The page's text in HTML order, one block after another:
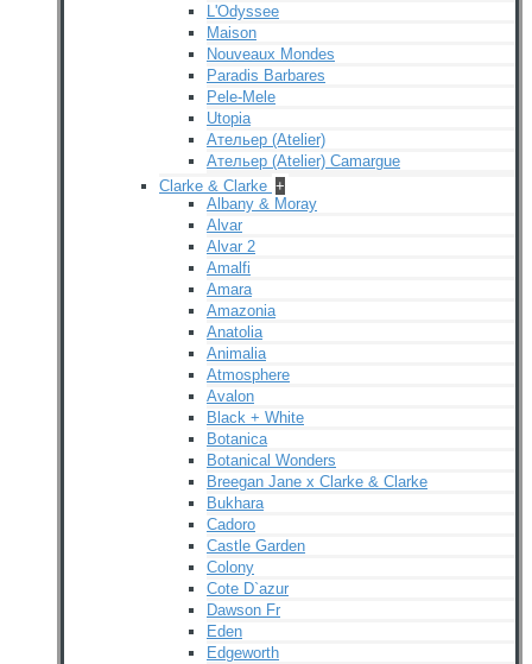
L'Odyssee
Maison
Nouveaux Mondes
Paradis Barbares
Pele-Mele
Utopia
Ательер (Atelier)
Ательер (Atelier) Camargue
Clarke & Clarke +
Albany & Moray
Alvar
Alvar 2
Amalfi
Amara
Amazonia
Anatolia
Animalia
Atmosphere
Avalon
Black + White
Botanica
Botanical Wonders
Breegan Jane x Clarke & Clarke
Bukhara
Cadoro
Castle Garden
Colony
Cote D`azur
Dawson Fr
Eden
Edgeworth